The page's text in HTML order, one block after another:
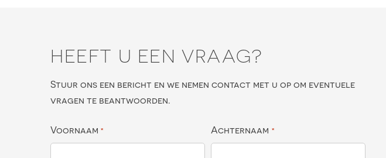
HEEFT U EEN VRAAG?
Stuur ons een bericht en we nemen contact met u op om eventuele
vragen te beantwoorden.
Voornaam * Achternaam *